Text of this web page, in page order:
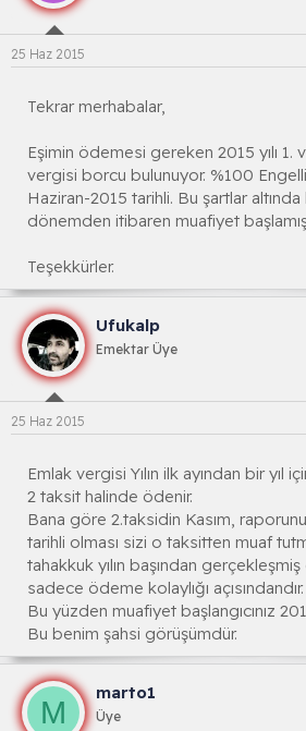
25 Haz 2015
Tekrar merhabalar,
Eşimin ödemesi gereken 2015 yılı 1.
vergisi borcu bulunuyor. %100
Haziran-2015 tarihli. Bu şartlar altında
dönemden itibaren muafiyet
Teşekkürler.
Ufukalp
Emektar Üye
25 Haz 2015
Emlak vergisi Yılın ilk ayından bir yıl
2 taksit halinde ödenir.
Bana göre 2.taksidin Kasım,
tarihli olması sizi o taksitten muaf
tahakkuk yılın başından
sadece ödeme kolaylığı açısındandır.
Bu yüzden muafiyet başlangıcınız
Bu benim şahsi görüşümdür.
M
marto1
Üye